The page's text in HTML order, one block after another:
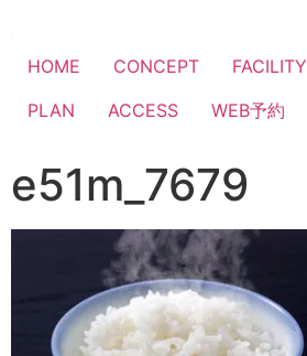
HOME CONCEPT FACILITY
PLAN
ACCESS WEB予約
e51m_7679